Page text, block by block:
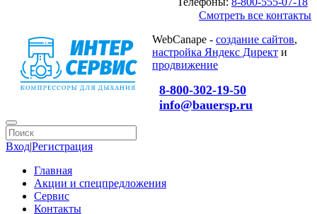
Смотреть все контакты
WebCanape - создание сайтов,
настройка Яндекс Директ и
продвижение
8-800-302-19-50
info@bauersp.ru
Вход|Регистрация
Главная
Акции и спецпредложения
Сервис
Контакты